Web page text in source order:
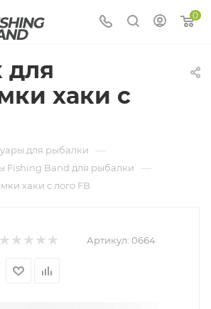
0
для
хаки с
для рыбалки —
Fishing Band для рыбалки —
хаки с лого FB
Артикул: 0664